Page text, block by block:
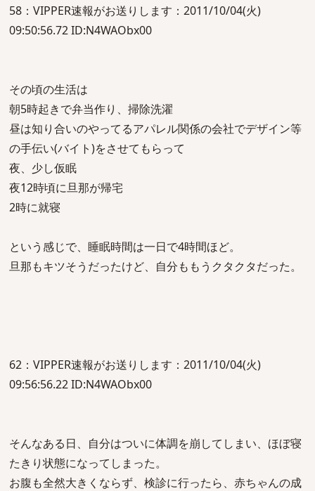
58：VIPPER速報がお送りします：2011/10/04(火)
09:50:56.72 ID:N4WAObx00
その頃の生活は
朝5時起きで弁当作り、掃除洗濯
昼は知り合いのやってるアパレル関係の会社でデザイン等
の手伝い(バイト)をさせてもらって
夜、少し仮眠
夜12時頃に旦那が帰宅
2時に就寝
という感じで、睡眠時間は一日で4時間ほど。
旦那もキツそうだったけど、自分ももうクタクタだった。
62：VIPPER速報がお送りします：2011/10/04(火)
09:56:56.22 ID:N4WAObx00
そんなある日、自分はついに体調を崩してしまい、ほぼ寝
たきり状態になってしまった。
お腹も全然大きくならず、検診に行ったら、赤ちゃんの成